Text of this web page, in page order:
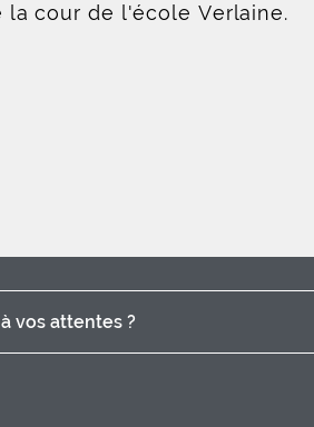
la cour de l'école Verlaine.
vos attentes ?